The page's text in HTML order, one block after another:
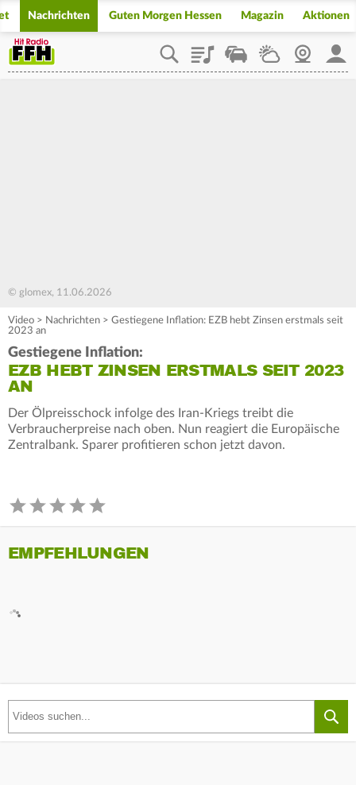
Nachrichten Guten Morgen Hessen Magazin Aktionen
PlaylistStaupilotWetterWebcam
© glomex, 11.06.2026
Video > Nachrichten > Gestiegene Inflation: EZB hebt Zinsen erstmals seit
2023 an
Gestiegene Inflation:
EZB HEBT ZINSEN ERSTMALS SEIT 2023
AN
Der Ölpreisschock infolge des Iran-Kriegs treibt die
Verbraucherpreise nach oben. Nun reagiert die Europäische
Zentralbank. Sparer profitieren schon jetzt davon.
EMPFEHLUNGEN